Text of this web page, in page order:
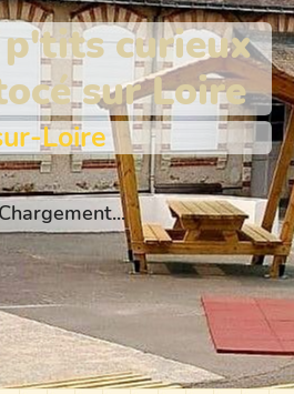
p'tits curieux
sur Loire
Loire
Chargement...